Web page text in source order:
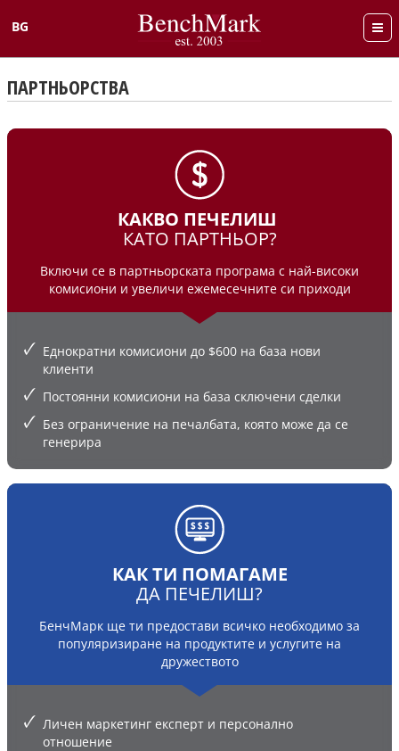
BG
English
ПАРТНЬОРСТВА
КАКВО ПЕЧЕЛИШ
КАТО ПАРТНЬОР?
Включи се в партньорската програма с най-високи
комисиони и увеличи ежемесечните си приходи
Еднократни комисиони до $600 на база нови
клиенти
Постоянни комисиони на база сключени сделки
Без ограничение на печалбата, която може да се
генерира
КАК ТИ ПОМАГАМЕ
ДА ПЕЧЕЛИШ?
БенчМарк ще ти предостави всичко необходимо за
популяризиране на продуктите и услугите на
дружеството
Личен маркетинг експерт и персонално
отношение